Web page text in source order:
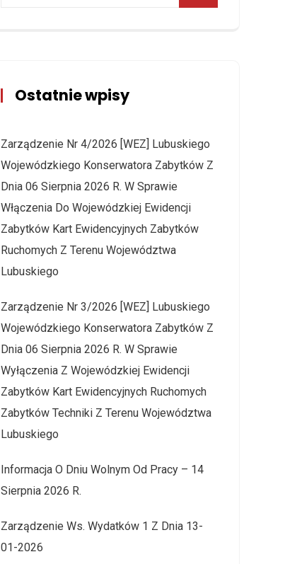
Ostatnie wpisy
Zarządzenie Nr 4/2026 [WEZ] Lubuskiego
Wojewódzkiego Konserwatora Zabytków Z
Dnia 06 Sierpnia 2026 R. W Sprawie
Włączenia Do Wojewódzkiej Ewidencji
Zabytków Kart Ewidencyjnych Zabytków
Ruchomych Z Terenu Województwa
Lubuskiego
Zarządzenie Nr 3/2026 [WEZ] Lubuskiego
Wojewódzkiego Konserwatora Zabytków Z
Dnia 06 Sierpnia 2026 R. W Sprawie
Wyłączenia Z Wojewódzkiej Ewidencji
Zabytków Kart Ewidencyjnych Ruchomych
Zabytków Techniki Z Terenu Województwa
Lubuskiego
Informacja O Dniu Wolnym Od Pracy – 14
Sierpnia 2026 R.
Zarządzenie Ws. Wydatków 1 Z Dnia 13-
01-2026